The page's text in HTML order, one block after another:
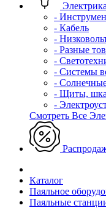
Электрика
-
- Кабель
-
- Разные
-
- Системы
-
- Щиты,
-
Смотреть Все
Каталог
Паяльное
Паяльные